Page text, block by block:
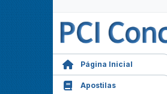
Página Inicial
Apostilas